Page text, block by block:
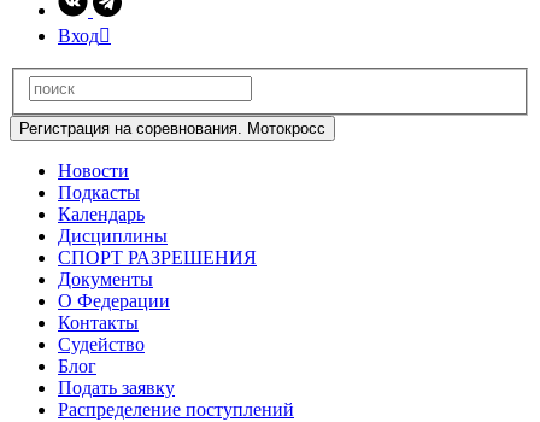
Вход
Регистрация на соревнования. Мотокросс
Новости
Подкасты
Календарь
Дисциплины
СПОРТ РАЗРЕШЕНИЯ
Документы
О Федерации
Контакты
Судейство
Блог
Подать заявку
Распределение поступлений